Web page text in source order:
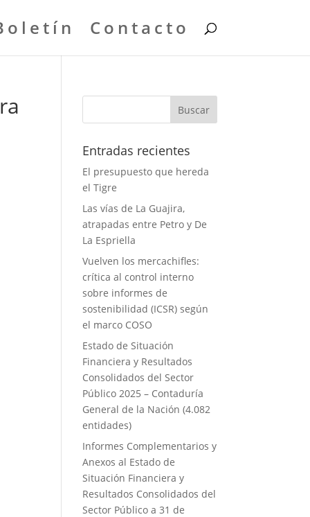
Contacto
Entradas recientes
El presupuesto que hereda
el Tigre
Las vías de La Guajira,
atrapadas entre Petro y De
La Espriella
Vuelven los mercachifles:
crítica al control interno
sobre informes de
sostenibilidad (ICSR) según
el marco COSO
Estado de Situación
Financiera y Resultados
Consolidados del Sector
Público 2025 – Contaduría
General de la Nación (4.082
entidades)
Informes Complementarios y
Anexos al Estado de
Situación Financiera y
Resultados Consolidados del
Sector Público a 31 de